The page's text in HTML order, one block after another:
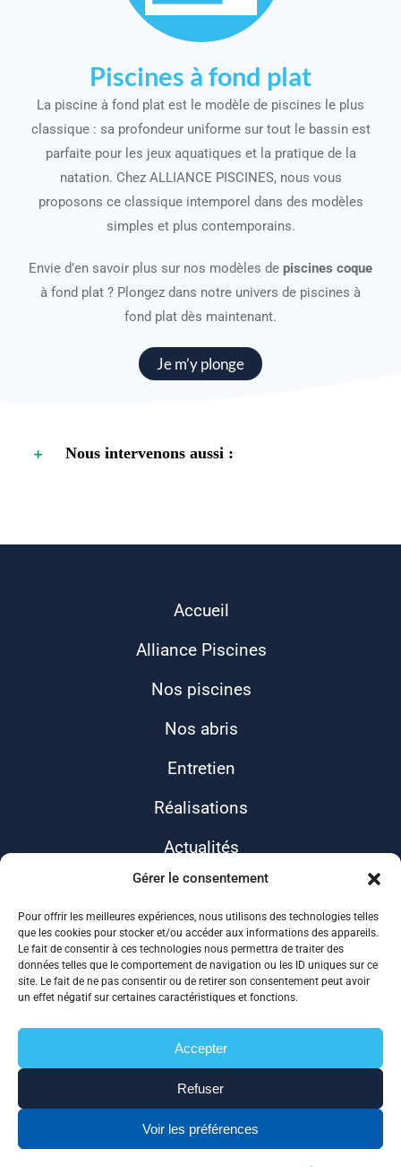
Gérer le consentement
Pour offrir les meilleures expériences, nous utilisons des technologies telles
que les cookies pour stocker et/ou accéder aux informations des appareils.
Le fait de consentir à ces technologies nous permettra de traiter des
données telles que le comportement de navigation ou les ID uniques sur ce
site. Le fait de ne pas consentir ou de retirer son consentement peut avoir
un effet négatif sur certaines caractéristiques et fonctions.
Accepter
Refuser
Voir les préférences
Piscines à fond plat
La piscine à fond plat est le modèle de piscines le plus
classique : sa profondeur uniforme sur tout le bassin est
parfaite pour les jeux aquatiques et la pratique de la
natation. Chez ALLIANCE PISCINES, nous vous
proposons ce classique intemporel dans des modèles
simples et plus contemporains.
Envie d’en savoir plus sur nos modèles de piscines coque
à fond plat ? Plongez dans notre univers de piscines à
fond plat dès maintenant.
Je m’y plonge
Nous intervenons aussi :
Accueil
Alliance Piscines
Nos piscines
Nos abris
Entretien
Réalisations
Actualités
Contact
ALLIANCE 17
Politique de confidentialité
Plan de site